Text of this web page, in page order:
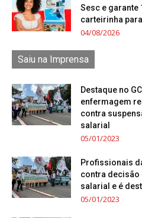
Sesc e garante
carteirinha
04/08/2026
Saiu na Imprensa
Destaque no
enfermagem
contra
salarial
05/01/2023
Profissionais
contra decisão
salarial e é
05/01/2023